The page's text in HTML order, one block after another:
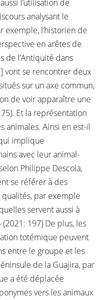
l’utilisation de
analysant le
exemple, l’historien de
en arêtes de
de l’Antiquité dans
vont se rencontrer deux
sur un axe commun,
de voir apparaître une
Et la représentation
animales. Ainsi en est-il
implique
avec leur animal-
Philippe Descola,
se référer à des
par exemple
servent aussi à
197) De plus, les
totémique peuvent
entre le groupe et les
de la Guajira, par
a été déplacée
vers les animaux